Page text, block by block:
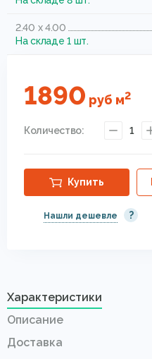
2.40 x 4.00
На складе 1 шт.
1890 руб м2
Количество: 1
Купить
Нашли дешевле ?
Характеристики
Описание
Доставка